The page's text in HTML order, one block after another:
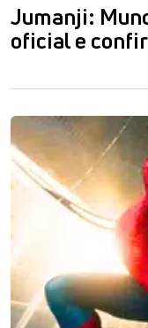
Jumanji:
oficial e